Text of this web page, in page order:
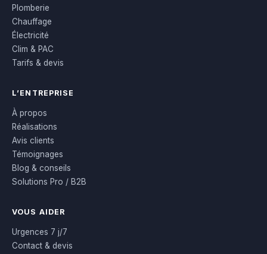
Plomberie
Chauffage
Électricité
Clim & PAC
Tarifs & devis
L’ENTREPRISE
À propos
Réalisations
Avis clients
Témoignages
Blog & conseils
Solutions Pro / B2B
VOUS AIDER
Urgences 7 j/7
Contact & devis